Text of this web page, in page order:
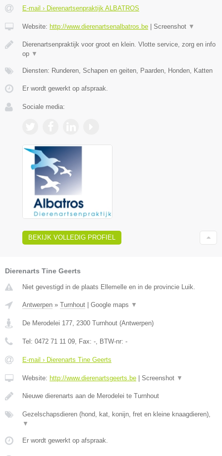
E-mail › Dierenartsenpraktijk ALBATROS
Website: http://www.dierenartsenalbatros.be Screenshot ▼
Dierenartsenpraktijk voor groot en klein. Vlotte service, zorg en info
op ▼
Diensten: Runderen, Schapen en geiten, Paarden, Honden, Katten
Er wordt gewerkt op afspraak.
Sociale media:
BEKIJK VOLLEDIG PROFIEL
Dierenarts Tine Geerts
Niet gevestigd in de plaats Ellemelle en in de provincie Luik.
Antwerpen » Turnhout Google maps ▼
De Merodelei 177, 2300 Turnhout (Antwerpen)
Tel: 0472 71 11 09, Fax: -, BTW-nr: -
E-mail › Dierenarts Tine Geerts
Website: http://www.dierenartsgeerts.be Screenshot ▼
Nieuwe dierenarts aan de Merodelei te Turnhout
Gezelschapsdieren (hond, kat, konijn, fret en kleine knaagdieren),
▼
Er wordt gewerkt op afspraak.